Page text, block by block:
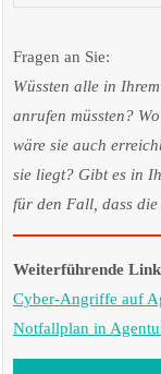
Fragen an Sie:
Wüssten alle in
anrufen müssten?
wäre sie auch
sie liegt? Gibt es in
für den Fall, dass
Weiterführende
Cyber-Angriffe auf
Notfallplan in